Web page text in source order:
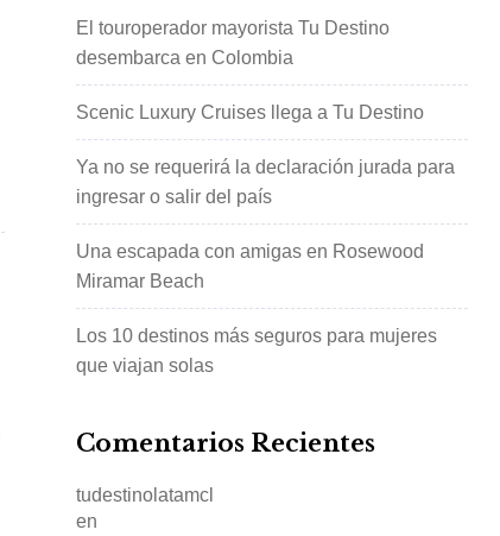
El touroperador mayorista Tu Destino
desembarca en Colombia
Scenic Luxury Cruises llega a Tu Destino
Ya no se requerirá la declaración jurada para
ingresar o salir del país
Una escapada con amigas en Rosewood
Miramar Beach
Los 10 destinos más seguros para mujeres
que viajan solas
Comentarios Recientes
tudestinolatamcl
en